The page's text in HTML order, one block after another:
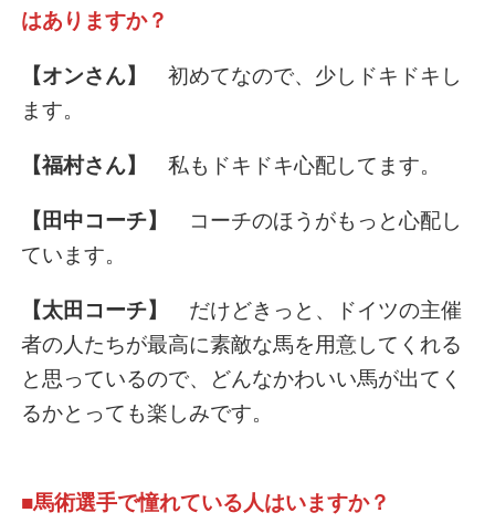
はありますか？
【オンさん】
初めてなので、少しドキドキし
ます。
【福村さん】 私もドキドキ心配してます。
【田中コーチ】
コーチのほうがもっと心配し
ています。
【太田コーチ】
だけどきっと、ドイツの主催
者の人たちが最高に素敵な馬を用意してくれる
と思っているので、どんなかわいい馬が出てく
るかとっても楽しみです。
■馬術選手で憧れている人はいますか？